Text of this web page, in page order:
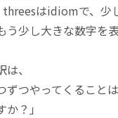
はidiomで、少
う少し大きな数字を
、
ずつやってくるこ
？」